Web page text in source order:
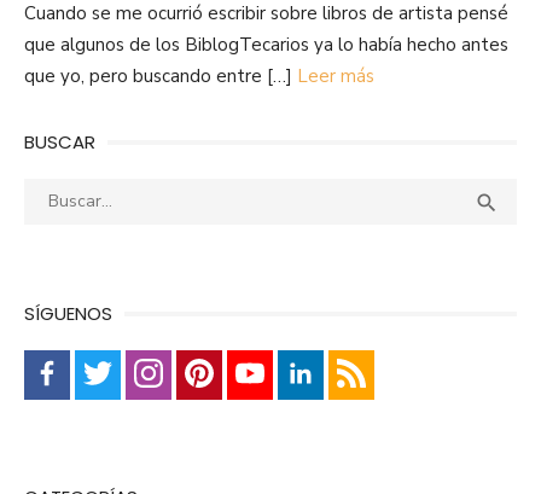
Cuando se me ocurrió escribir sobre libros de artista pensé
que algunos de los BiblogTecarios ya lo había hecho antes
que yo, pero buscando entre […] Leer más
BUSCAR
Buscar: 
SÍGUENOS